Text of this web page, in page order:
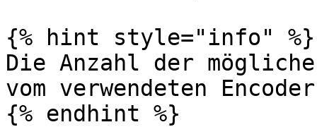
{% hint style="info" %}
Die Anzahl der
vom verwendeten
{% endhint %}